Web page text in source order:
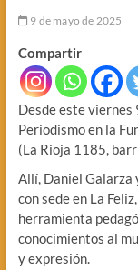
9 de mayo de 2025
Compartir
Desde este viernes
Periodismo en la
(La Rioja 1185,
Allí, Daniel Galarza
con sede en La
herramienta
conocimientos al
y expresión.